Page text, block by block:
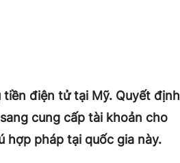
điện tử tại Mỹ. Quyết định
cung cấp tài khoản cho
hợp pháp tại quốc gia này.